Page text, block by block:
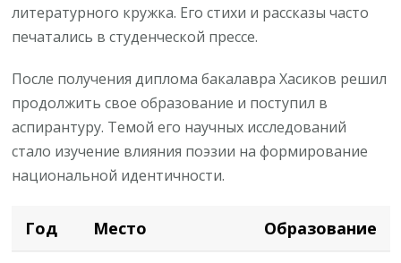
литературного кружка. Его стихи и рассказы часто
печатались в студенческой прессе.
После получения диплома бакалавра Хасиков решил
продолжить свое образование и поступил в
аспирантуру. Темой его научных исследований
стало изучение влияния поэзии на формирование
национальной идентичности.
Год Место Образование